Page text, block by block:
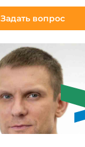
Задать вопрос